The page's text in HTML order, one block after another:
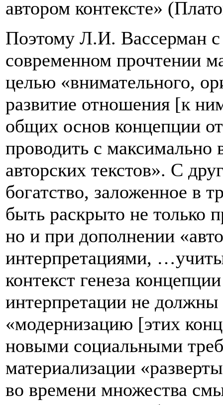
автором контексте»
Поэтому Л.И. Вассерман с
современном прочтении
целью «внимательного,
развитие отношения [к
общих основ концепции
проводить с
авторских текстов». С
богатство, заложенное в
быть раскрыто не только
но и при дополнении
интерпретациями,
контекст генеза
интерпретации не
«модернизацию [этих
новыми социальными
материализации
во времени множества